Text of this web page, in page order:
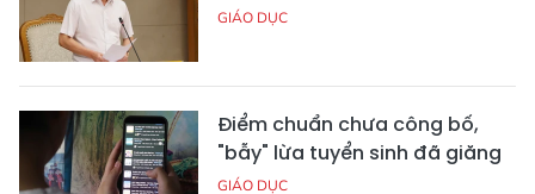
GIÁO DỤC
Điểm chuẩn chưa công bố,
"bẫy" lừa tuyển sinh đã giăng
GIÁO DỤC